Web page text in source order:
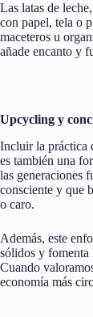
Las latas de
con papel, tela o
maceteros u
añade encanto y
Upcycling y
Incluir la práctica
es también una
las generaciones
consciente y que
o caro.
Además, este
sólidos y fomenta
Cuando
economía más